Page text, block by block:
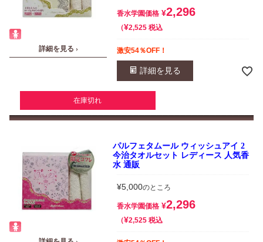
詳細を見る ›
香水学園価格 ¥2,296
¥2,525 税込
激安54％OFF！
詳細を見る
在庫切れ
パルフェタムール ウィッシュアイ 2
今治タオルセット レディース 人気香
水 通販
¥5,000のところ
香水学園価格 ¥2,296
¥2,525 税込